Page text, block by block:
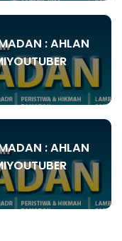
: AHLAN
: AHLAN